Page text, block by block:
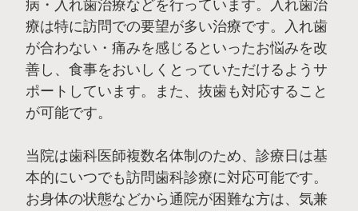
病・入れ歯治療などを行っています。入れ歯治
療は特に訪問での要望が多い治療です。入れ歯
が合わない・痛みを感じるといったお悩みを改
善し、食事をおいしくとっていただけるようサ
ポートしています。また、抜歯も対応すること
が可能です。
当院は歯科医師複数名体制のため、診療日は基
本的にいつでも訪問歯科診療に対応可能です。
お身体の状態などから通院が困難な方は、気兼